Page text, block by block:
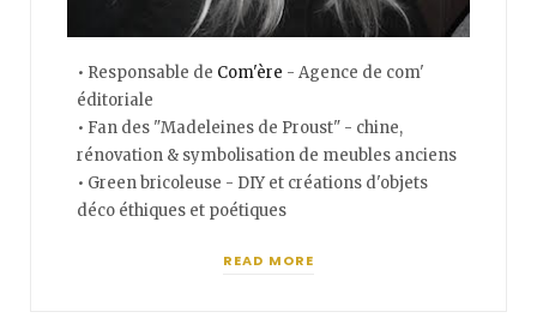
• Responsable de Com'ère - Agence de com'
éditoriale
• Fan des "Madeleines de Proust" - chine,
rénovation & symbolisation de meubles anciens
• Green bricoleuse - DIY et créations d'objets
déco éthiques et poétiques
READ MORE